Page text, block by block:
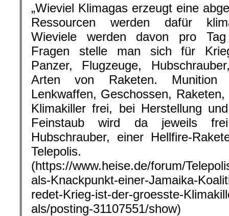
„Wieviel Klimagas erzeugt eine
Ressourcen werden dafür
Wieviele werden davon pro Tag
Fragen stelle man sich für
Panzer, Flugzeuge,
Arten von Raketen. Munition
Lenkwaffen, Geschossen,
Klimakiller frei, bei Herstellung
Feinstaub wird da jeweils
Hubschrauber, einer Hellfire-
Telepolis.
(https://www.heise.de/forum/
als-Knackpunkt-einer-Jamaika-
redet-Krieg-ist-der-groesste-
als/posting-31107551/show)